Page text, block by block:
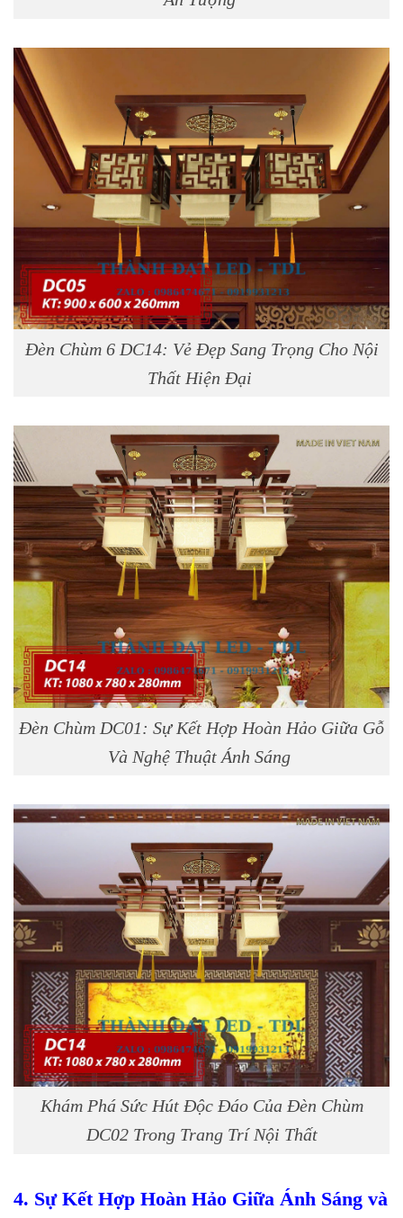
Đèn Chùm 6 DC14: Vẻ Đẹp Sang Trọng Cho Nội
Thất Hiện Đại
Đèn Chùm DC01: Sự Kết Hợp Hoàn Hảo Giữa Gỗ
Và Nghệ Thuật Ánh Sáng
Khám Phá Sức Hút Độc Đáo Của Đèn Chùm
DC02 Trong Trang Trí Nội Thất
4. Sự Kết Hợp Hoàn Hảo Giữa Ánh Sáng và